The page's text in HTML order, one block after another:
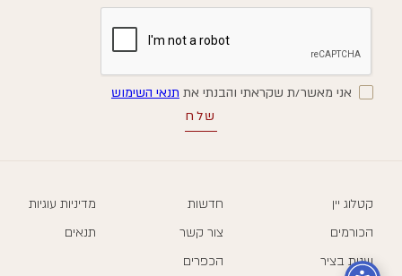
אני מאשר/ת שקראתי והבנתי את תנאי השימוש
קטלוג יין
הכורמים
שנות בציר
חדשות
צור קשר
הכפרים
מדיניות עוגיות
תנאים